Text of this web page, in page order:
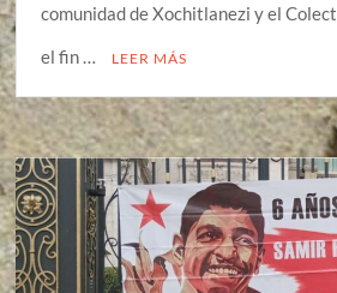
comunidad de Xochitlanezi y el
el fin …
LEER MÁS